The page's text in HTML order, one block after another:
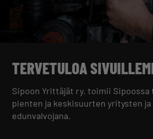
TERVETULOA
Sipoon Yrittäjät ry. toimii
pienten ja keskisuurten yritysten
edunvalvojana.